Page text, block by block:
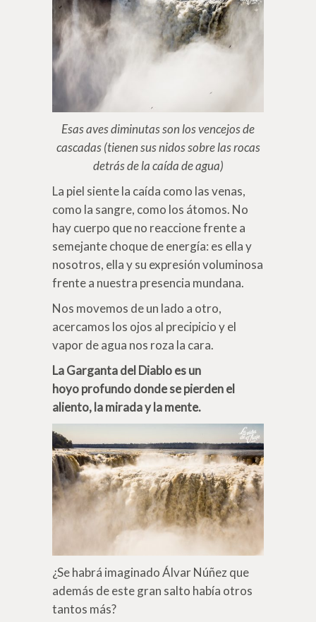
Esas aves diminutas son los vencejos de
cascadas (tienen sus nidos sobre las rocas
detrás de la caída de agua)
La piel siente la caída como las venas,
como la sangre, como los átomos. No
hay cuerpo que no reaccione frente a
semejante choque de energía: es ella y
nosotros, ella y su expresión voluminosa
frente a nuestra presencia mundana.
Nos movemos de un lado a otro,
acercamos los ojos al precipicio y el
vapor de agua nos roza la cara.
La Garganta del Diablo es un
hoyo profundo donde se pierden el
aliento, la mirada y la mente.
¿Se habrá imaginado Álvar Núñez que
además de este gran salto había otros
tantos más?